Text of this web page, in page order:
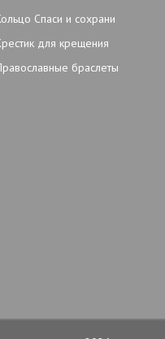
Спаси и сохрани
для крещения
браслеты